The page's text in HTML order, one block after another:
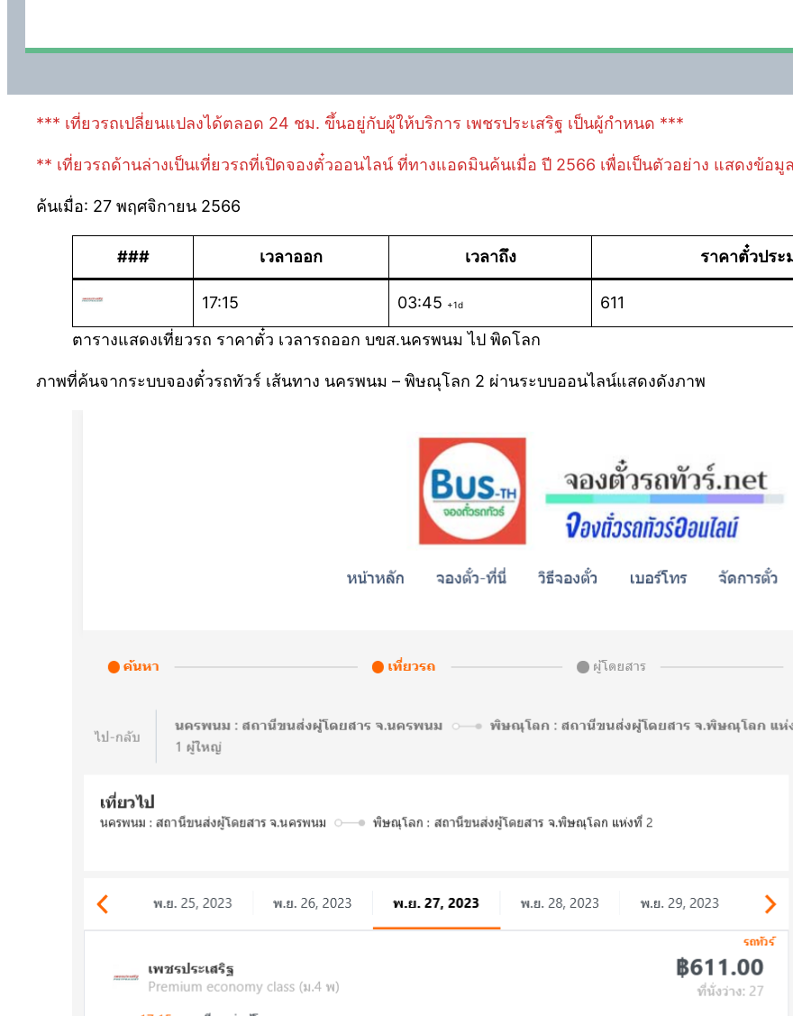
*** เที่ยวรถเปลี่ยนแปลงได้ตลอด 24 ชม. ขึ้นอยู่กับผู้ให้บริการ เพชรประเสริฐ เป็นผู้กำหนด ***
** เที่ยวรถด้านล่างเป็นเที่ยวรถที่เปิดจองตั๋วออนไลน์ ที่ทางแอดมินค้นเมื่อ ปี 2566 เพื่อเป็นตัวอย่าง แสดงข้อมู
ค้นเมื่อ: 27 พฤศจิกายน 2566
### เวลาออก เวลาถึง ราคาตั๋วปร
17:15 03:45 +1d 611
ตารางแสดงเที่ยวรถ ราคาตั๋ว เวลารถออก บขส.นครพนม ไป พิดโลก
ภาพที่ค้นจากระบบจองตั๋วรถทัวร์ เส้นทาง นครพนม – พิษณุโลก 2 ผ่านระบบออนไลน์แสดงดังภาพ